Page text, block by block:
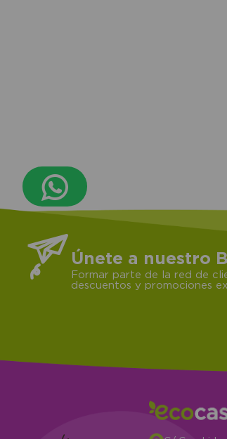
Únete a nuestro
Formar parte de la red de
descuentos y promociones